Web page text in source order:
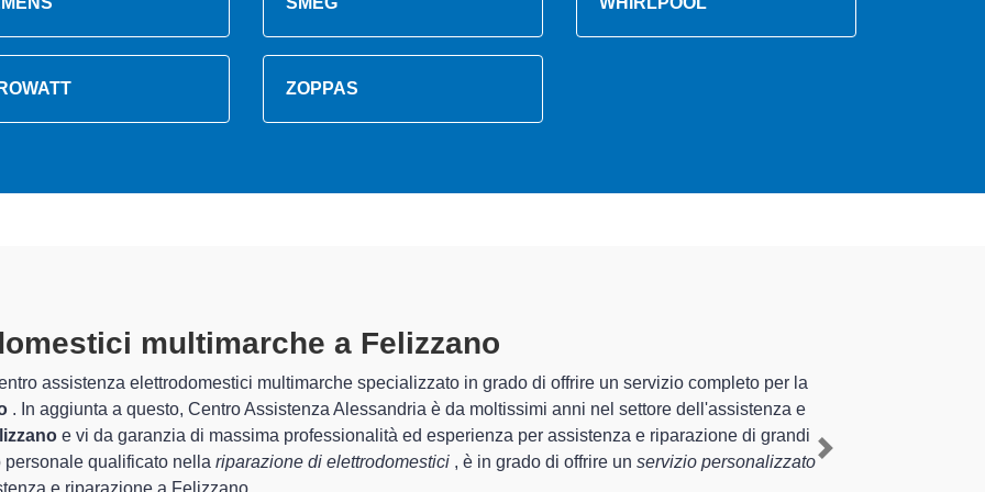
ZOPPAS
Multimarche A Felizzano
Assistenza Alessandria sono in grado di garantire al cliente esperienza pluriennale nel territorio di Felizzano e
la sistemazione e la riparazione del tuo elettrodomestico a Felizzano, mediante il ripristino rapido del
apparecchi.
Next